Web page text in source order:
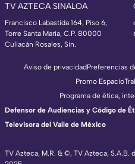
TV AZTECA SINALOA
Francisco Labastida 164, Piso 6,
Torre Santa María, C.P. 80000
Culiacán Rosales, Sin.
TV Azteca, M.R. & ©, TV Azteca, S.A.B.
Aviso de privacidadPreferencias
Promo Espacio
Programa de ética,
Defensor de Audiencias y Código de
Televisora del Valle de México